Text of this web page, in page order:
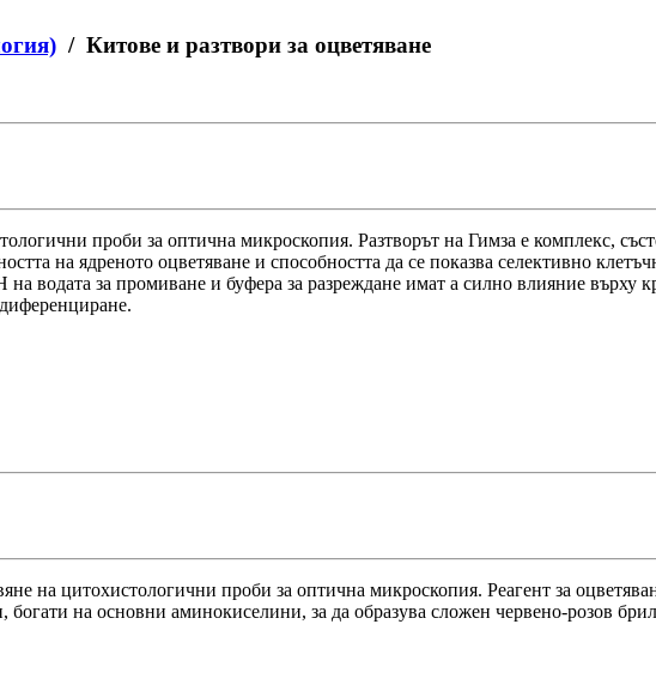
/ Китове и разтвори за оцветяване
проби за оптична микроскопия. Разтворът на Гимза е комплекс,
на ядреното оцветяване и способността да се показва селективно
водата за промиване и буфера за разреждане имат a силно влияние върху
на цитохистологични проби за оптична микроскопия. Реагент за
на основни аминокиселини, за да образува сложен червено-розов